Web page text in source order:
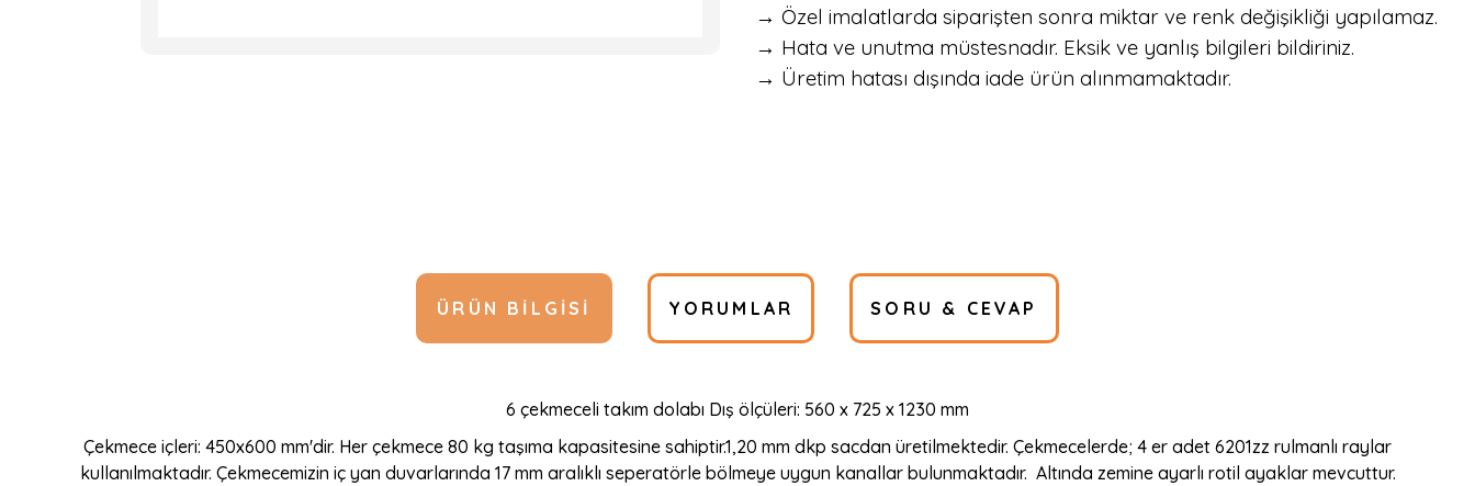
→ Özel imalatlarda siparişten sonra miktar ve renk değişikliği yapılamaz.
→ Hata ve unutma müstesnadır. Eksik ve yanlış bilgileri bildiriniz.
→ Üretim hatası dışında iade ürün alınmamaktadır.
ÜRÜN BILGISI YORUMLAR SORU & CEVAP
6 çekmeceli takım dolabı Dış ölçüleri: 560 x 725 x 1230 mm
Çekmece içleri: 450x600 mm'dir. Her çekmece 80 kg taşıma kapasitesine sahiptir.1,20 mm dkp sacdan üretilmektedir. Çekmecelerde; 4 er adet 6201zz rulmanlı raylar
kullanılmaktadır. Çekmecemizin iç yan duvarlarında 17 mm aralıklı seperatörle bölmeye uygun kanallar bulunmaktadır. Altında zemine ayarlı rotil ayaklar mevcuttur.